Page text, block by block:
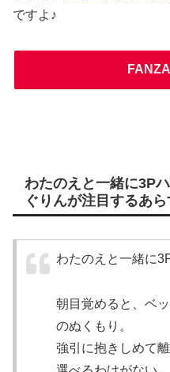
ですよ♪
わたのえと一緒に3P
ぐりんが注目するあ
わたのえと一緒に
朝目覚めると、ベ
のぬくもり。
強引に抱きしめて